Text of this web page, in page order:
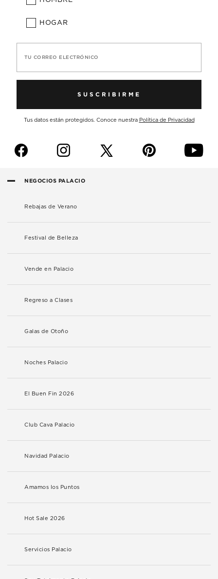
HOGAR
TU CORREO ELECTRÓNICO
SUSCRIBIRME
Tus datos están protegidos. Conoce nuestra Política de Privacidad
f i p y
NEGOCIOS PALACIO
Rebajas de Verano
Festival de Belleza
Vende en Palacio
Regreso a Clases
Galas de Otoño
Noches Palacio
El Buen Fin 2026
Club Cava Palacio
Navidad Palacio
Amamos los Puntos
Hot Sale 2026
Servicios Palacio